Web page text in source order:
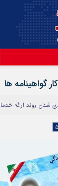
گواهینامه‌ ها
شدن روند ارائه